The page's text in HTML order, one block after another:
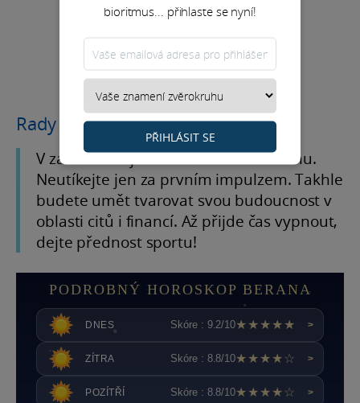
Rady na měsíc
V září si hlídejte zdrženlivost a rozvahu.
Neutíkejte jen za prvním impulzem. Takhle
budete umět tvarovat svou budoucnost v
oblasti citů i financí. Až přijde čas vypnout,
dejte přednost sportu!
PODROBNÝ HOROSKOP BERANA
DNES Skóre : 9.2/10★★★★★ >
ZÍTRA Skóre : 8.8/10★★★★☆ >
POZÍTŘÍ Skóre : 8.8/10★★★★☆ >
bioritmus... přihlaste se nyní!
PŘIHLÁSIT SE